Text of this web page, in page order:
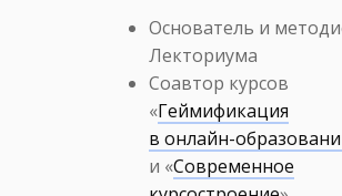
Основатель и
Лекториума
Соавтор курсов
«Геймификация
в онлайн-
и «Современное